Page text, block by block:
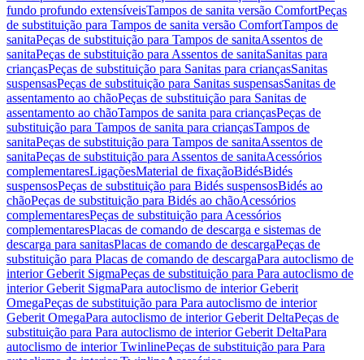
fundo profundo extensíveisTampos de sanita versão ComfortPeças
de substituição para Tampos de sanita versão ComfortTampos de
sanitaPeças de substituição para Tampos de sanitaAssentos de
sanitaPeças de substituição para Assentos de sanitaSanitas para
criançasPeças de substituição para Sanitas para criançasSanitas
suspensasPeças de substituição para Sanitas suspensasSanitas de
assentamento ao chãoPeças de substituição para Sanitas de
assentamento ao chãoTampos de sanita para criançasPeças de
substituição para Tampos de sanita para criançasTampos de
sanitaPeças de substituição para Tampos de sanitaAssentos de
sanitaPeças de substituição para Assentos de sanitaAcessórios
complementaresLigaçõesMaterial de fixaçãoBidésBidés
suspensosPeças de substituição para Bidés suspensosBidés ao
chãoPeças de substituição para Bidés ao chãoAcessórios
complementaresPeças de substituição para Acessórios
complementaresPlacas de comando de descarga e sistemas de
descarga para sanitasPlacas de comando de descargaPeças de
substituição para Placas de comando de descargaPara autoclismo de
interior Geberit SigmaPeças de substituição para Para autoclismo de
interior Geberit SigmaPara autoclismo de interior Geberit
OmegaPeças de substituição para Para autoclismo de interior
Geberit OmegaPara autoclismo de interior Geberit DeltaPeças de
substituição para Para autoclismo de interior Geberit DeltaPara
autoclismo de interior TwinlinePeças de substituição para Para